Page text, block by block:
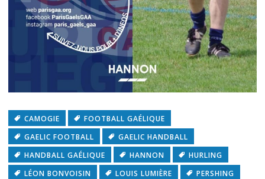
CAMOGIE
FOOTBALL GAÉLIQUE
GAELIC FOOTBALL
GAELIC HANDBALL
HANDBALL GAÉLIQUE
HANNON
HURLING
LÉON BONVOISIN
LOUIS LUMIÈRE
PERSHING